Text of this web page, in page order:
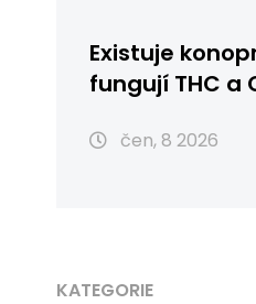
Existuje
fungují THC a
čen, 8 2026
KATEGORIE